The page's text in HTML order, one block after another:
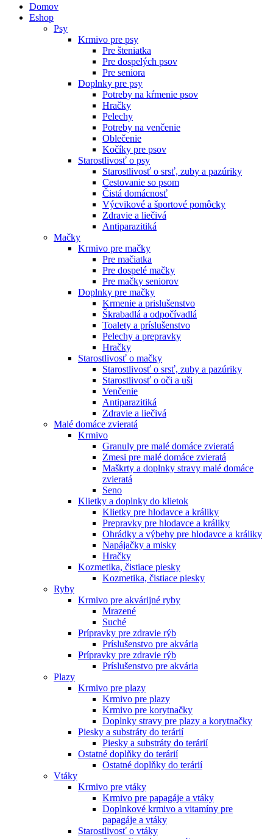
Domov
Eshop
Psy
Krmivo pre psy
Pre šteniatka
Pre dospelých psov
Pre seniora
Doplnky pre psy
Potreby na kŕmenie psov
Hračky
Pelechy
Potreby na venčenie
Oblečenie
Kočíky pre psov
Starostlivosť o psy
Starostlivosť o srsť, zuby a pazúriky
Cestovanie so psom
Čistá domácnosť
Výcvikové a športové pomôcky
Zdravie a liečivá
Antiparazitiká
Mačky
Krmivo pre mačky
Pre mačiatka
Pre dospelé mačky
Pre mačky seniorov
Doplnky pre mačky
Krmenie a prislušenstvo
Škrabadlá a odpočívadlá
Toalety а príslušenstvo
Pelechy a prepravky
Hračky
Starostlivosť o mačky
Starostlivosť o srsť, zuby a pazúriky
Starostlivosť o oči a uši
Venčenie
Antiparazitiká
Zdravie a liečivá
Malé domáce zvieratá
Krmivo
Granuly pre malé domáce zvieratá
Zmesi pre malé domáce zvieratá
Maškrty a doplnky stravy malé domáce
zvieratá
Seno
Klietky a doplnky do klietok
Klietky pre hlodavce a králiky
Prepravky pre hlodavce a králiky
Ohrádky a výbehy pre hlodavce a králiky
Napájačky a misky
Hračky
Kozmetika, čistiace piesky
Kozmetika, čistiace piesky
Ryby
Krmivo pre akvárijné ryby
Mrazené
Suché
Prípravky pre zdravie rýb
Príslušenstvo pre akvária
Prípravky pre zdravie rýb
Príslušenstvo pre akvária
Plazy
Krmivo pre plazy
Krmivo pre plazy
Krmivo pre korytnačky
Doplnky stravy pre plazy a korytnačky
Piesky a substráty do terárií
Piesky a substráty do terárií
Ostatné doplňky do terárií
Ostatné doplňky do terárií
Vtáky
Krmivo pre vtáky
Krmivo pre papagáje a vtáky
Doplnkové krmivo a vitamíny pre
papagáje a vtáky
Starostlivosť o vtáky